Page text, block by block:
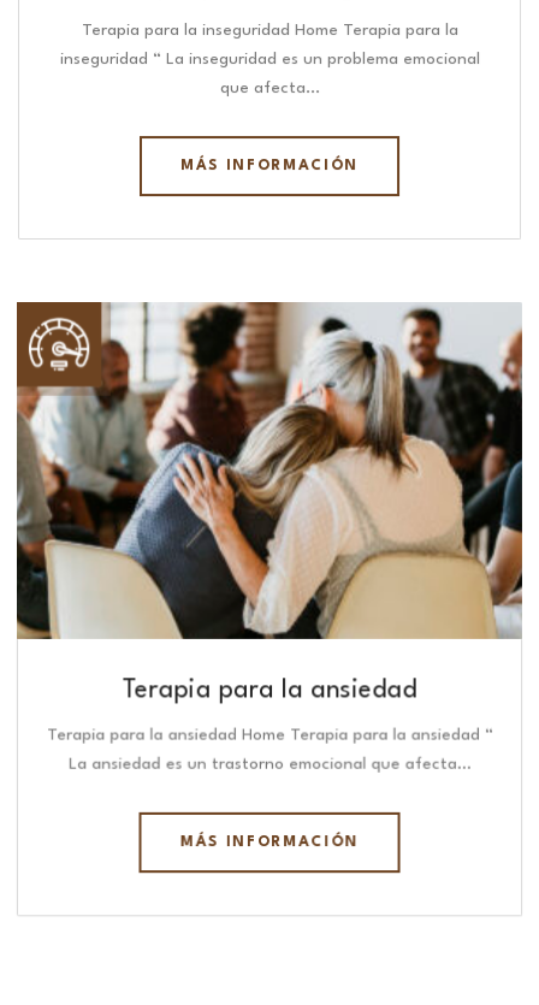
Terapia para la inseguridad Home Terapia para la
inseguridad “ La inseguridad es un problema emocional
que afecta…
MÁS INFORMACIÓN
Terapia para la ansiedad
Terapia para la ansiedad Home Terapia para la ansiedad “
La ansiedad es un trastorno emocional que afecta…
MÁS INFORMACIÓN